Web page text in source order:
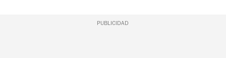
PUBLICIDAD